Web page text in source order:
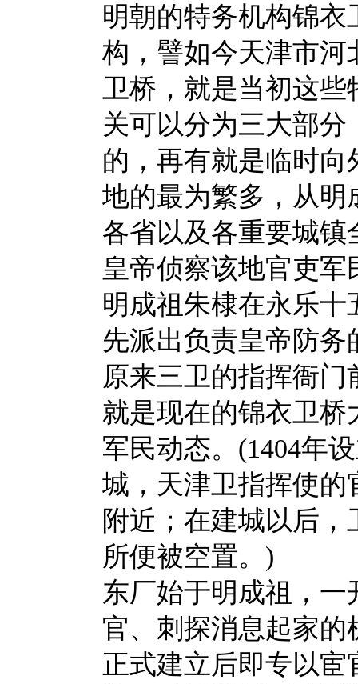
明朝的特务机构锦
构，譬如今天津市
卫桥，就是当初这
关可以分为三大部
的，再有就是临时
地的最为繁多，从
各省以及各重要城
皇帝侦察该地官吏
明成祖朱棣在永乐
先派出负责皇帝防务
原来三卫的指挥衙
就是现在的锦衣卫
军民动态。(1404年
城，天津卫指挥使
附近；在建城以后
所便被空置。)
东厂始于明成祖，
官、刺探消息起家
正式建立后即专以宦